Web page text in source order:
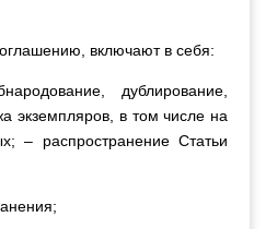
включают в себя:
дублирование,
экземпляров, в том числе на
– распространение Статьи